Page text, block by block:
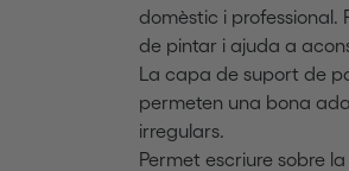
domèstic i professional.
de pintar i ajuda a
La capa de suport de
permeten una bona
irregulars.
Permet escriure sobre